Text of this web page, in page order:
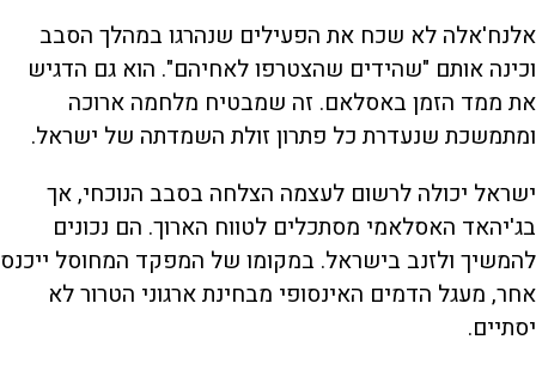
אלנח'אלה לא שכח את הפעילים שנהרגו במהלך הסבב
וכינה אותם "שהידים שהצטרפו לאחיהם". הוא גם הדגיש
את ממד הזמן באסלאם. זה שמבטיח מלחמה ארוכה
ומתמשכת שנעדרת כל פתרון זולת השמדתה של ישראל.
ישראל יכולה לרשום לעצמה הצלחה בסבב הנוכחי, אך
בג'יהאד האסלאמי מסתכלים לטווח הארוך. הם נכונים
להמשיך ולזנב בישראל. במקומו של המפקד המחוסל ייכנס
אחר, מעגל הדמים האינסופי מבחינת ארגוני הטרור לא
יסתיים.